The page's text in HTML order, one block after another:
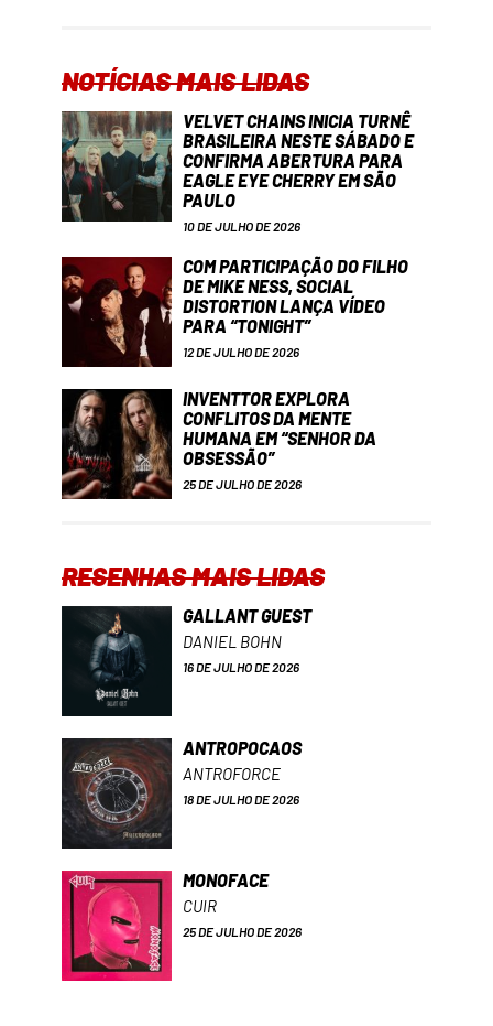
NOTÍCIAS MAIS LIDAS
VELVET CHAINS INICIA TURNÊ
BRASILEIRA NESTE SÁBADO E
CONFIRMA ABERTURA PARA
EAGLE EYE CHERRY EM SÃO
PAULO
10 DE JULHO DE 2026
COM PARTICIPAÇÃO DO FILHO
DE MIKE NESS, SOCIAL
DISTORTION LANÇA VÍDEO
PARA “TONIGHT”
12 DE JULHO DE 2026
INVENTTOR EXPLORA
CONFLITOS DA MENTE
HUMANA EM “SENHOR DA
OBSESSÃO”
25 DE JULHO DE 2026
RESENHAS MAIS LIDAS
GALLANT GUEST
DANIEL BOHN
16 DE JULHO DE 2026
ANTROPOCAOS
ANTROFORCE
18 DE JULHO DE 2026
MONOFACE
CUIR
25 DE JULHO DE 2026